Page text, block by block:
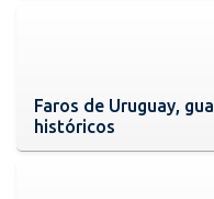
Faros de Uruguay,
históricos